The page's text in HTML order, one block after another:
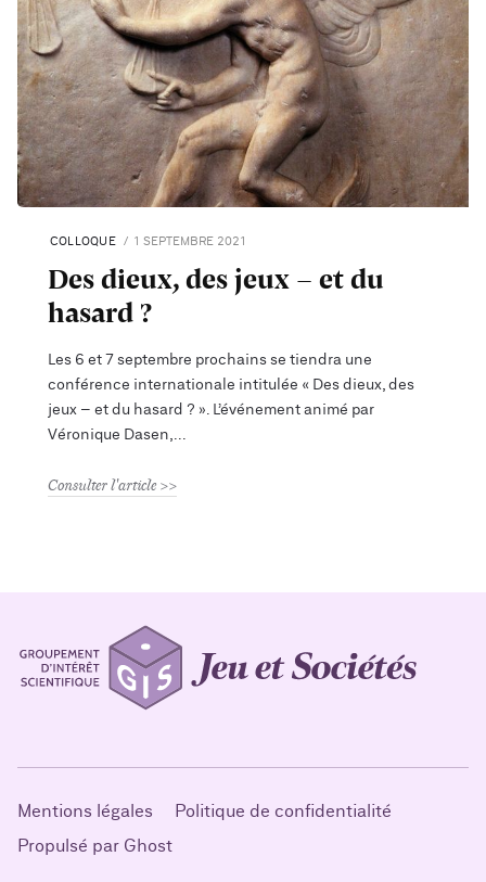
COLLOQUE 1 SEPTEMBRE 2021
Des dieux, des jeux – et du
hasard ?
Les 6 et 7 septembre prochains se tiendra une
conférence internationale intitulée « Des dieux, des
jeux – et du hasard ? ». L’événement animé par
Véronique Dasen,
Consulter l'article
Mentions légales
Politique de confidentialité
Propulsé par Ghost